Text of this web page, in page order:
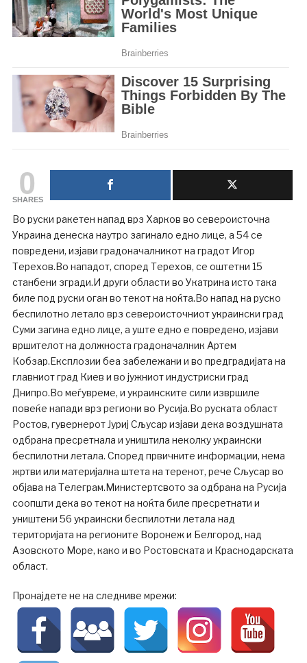
0
SHARES
Во руски ракетен напад врз Харков во североисточна
Украина денеска наутро загинало едно лице, а 54 се
повредени, изјави градоначалникот на градот Игор
Терехов.Во нападот, според Терехов, се оштетни 15
станбени згради.И други области во Укатрина исто така
биле под руски оган во текот на ноќта.Во напад на руско
беспилотно летало врз североисточниот украински град
Суми загина едно лице, а уште едно е повредено, изјави
вршителот на должноста градоначалник Артем
Кобзар.Експлозии беа забележани и во предградијата на
главниот град Киев и во јужниот индустриски град
Днипро.Во меѓувреме, и украинските сили извршиле
повеќе напади врз региони во Русија.Во руската област
Ростов, гувернерот Јуриј Сљусар изјави дека воздушната
одбрана пресретнала и уништила неколку украински
беспилотни летала. Според првичните информации, нема
жртви или материјална штета на теренот, рече Сљусар во
објава на Телеграм.Министертсвото за одбрана на Русија
соопшти дека во текот на ноќта биле пресретнати и
уништени 56 украински беспилотни летала над
територијата на регионите Воронеж и Белгород, над
Азовското Море, како и во Ростовската и Краснодарската
област.
Пронајдете не на следниве мрежи: